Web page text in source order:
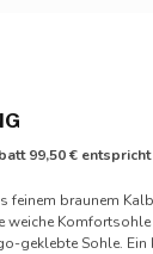
99,50 €
feinem braunem
weiche
geklebte Sohle.